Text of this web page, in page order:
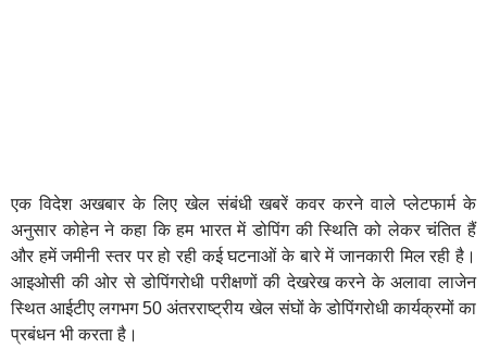
एक विदेश अखबार के लिए खेल संबंधी खबरें कवर करने वाले प्लेटफार्म के
अनुसार कोहेन ने कहा कि हम भारत में डोपिंग की स्थिति को लेकर चंतित हैं
और हमें जमीनी स्तर पर हो रही कई घटनाओं के बारे में जानकारी मिल रही है।
आइओसी की ओर से डोपिंगरोधी परीक्षणों की देखरेख करने के अलावा लाजेन
स्थित आईटीए लगभग 50 अंतरराष्ट्रीय खेल संघों के डोपिंगरोधी कार्यक्रमों का
प्रबंधन भी करता है।